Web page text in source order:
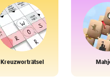
Kreuzworträtsel